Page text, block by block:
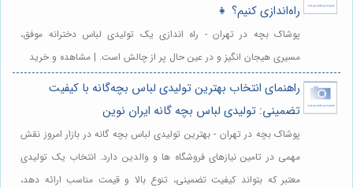
راه‌اندازی کنیم؟ 👧
پوشاک بچه در تهران - راه اندازی یک تولیدی لباس دخترانه موفق،
مسیری هیجان انگیز و در عین حال پر از چالش است. | مشاهده و خرید
راهنمای انتخاب بهترین تولیدی لباس بچه‌گانه با کیفیت
تضمینی: تولیدی لباس بچه گانه ایران نوین
پوشاک بچه در تهران - بهترین تولیدی لباس بچه گانه در بازار امروز نقش
مهمی در تامین نیازهای فروشگاه ها و والدین دارد. انتخاب یک تولیدی
معتبر که بتواند کیفیت تضمینی، تنوع بالا و قیمت مناسب ارائه دهد،